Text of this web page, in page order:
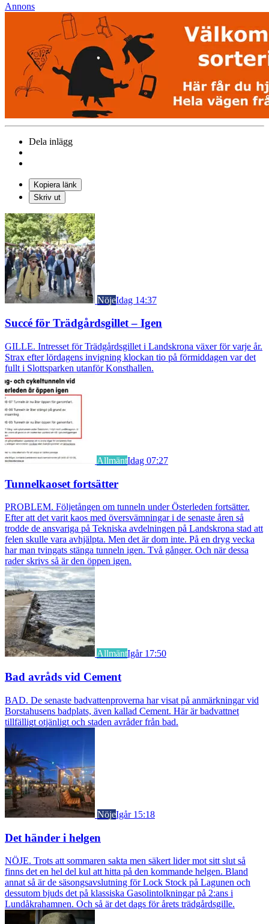
Annons
Dela inlägg
Kopiera länk
Skriv ut
NöjeIdag 14:37
Succé för Trädgårdsgillet – Igen
GILLE. Intresset för Trädgårdsgillet i Landskrona växer för varje år.
Strax efter lördagens invigning klockan tio på förmiddagen var det
fullt i Slottsparken utanför Konsthallen.
AllmäntIdag 07:27
Tunnelkaoset fortsätter
PROBLEM. Följetången om tunneln under Österleden fortsätter.
Efter att det varit kaos med översvämningar i de senaste åren så
trodde de ansvariga på Tekniska avdelningen på Landskrona stad att
felen skulle vara avhjälpta. Men det är dom inte. På en dryg vecka
har man tvingats stänga tunneln igen. Två gånger. Och när dessa
rader skrivs så är den öppen igen.
AllmäntIgår 17:50
Bad avråds vid Cement
BAD. De senaste badvattenproverna har visat på anmärkningar vid
Borstahusens badplats, även kallad Cement. Här är badvattnet
tillfälligt otjänligt och staden avråder från bad.
NöjeIgår 15:18
Det händer i helgen
NÖJE. Trots att sommaren sakta men säkert lider mot sitt slut så
finns det en hel del kul att hitta på den kommande helgen. Bland
annat så är de säsongsavslutning för Lock Stock på Lagunen och
dessutom bjuds det på klassiska Gasolintolkningar på 2:ans i
Lundåkrahamnen. Och så är det dags för årets trädgårdsgille.